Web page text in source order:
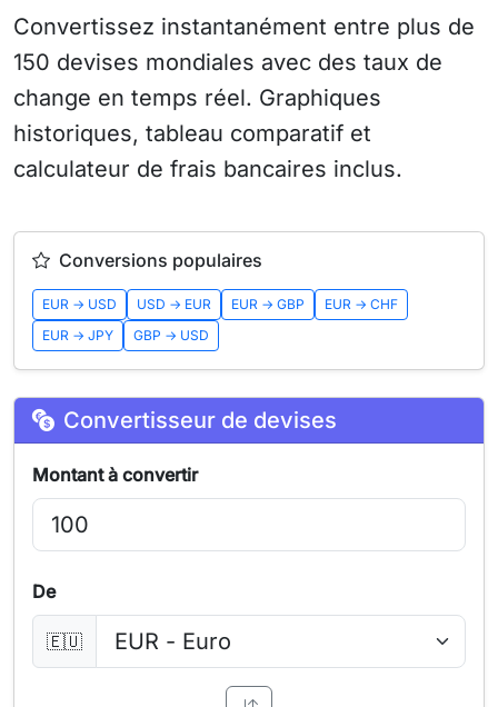
Convertissez instantanément entre plus de
150 devises mondiales avec des taux de
change en temps réel. Graphiques
historiques, tableau comparatif et
calculateur de frais bancaires inclus.
Conversions populaires
EUR → USD USD → EUR EUR → GBP
EUR → CHF
EUR → JPY
GBP → USD
Convertisseur de devises
Montant à convertir
De
🇪🇺